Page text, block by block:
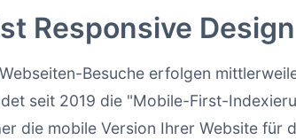
Responsive
Besuche erfolgen
seit 2019 die "Mobile-First-
die mobile Version Ihrer Website für